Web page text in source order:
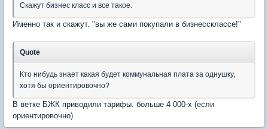
Скажут бизнес класс и все такое.
Именно так и скажут. "вы же сами покупали в бизнессклассе!"
Quote
Кто нибудь знает какая будет коммунальная плата за однушку,
хотя бы ориентировочно?
В ветке БЖК приводили тарифы. больше 4 000-х (если
ориентировочно)